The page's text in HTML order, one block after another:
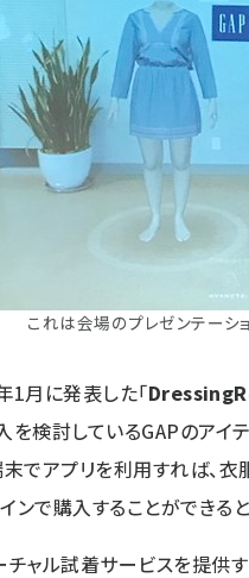
これは会場のプレゼンテーシ
1月に発表した「
を検討しているGAPのア
でアプリを利用すれば、衣
ンで購入することができると
ャル試着サービスを提供